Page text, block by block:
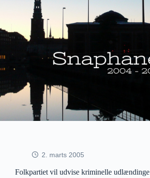
2. marts 2005
Folkpartiet vil udvise kriminelle udlændinge